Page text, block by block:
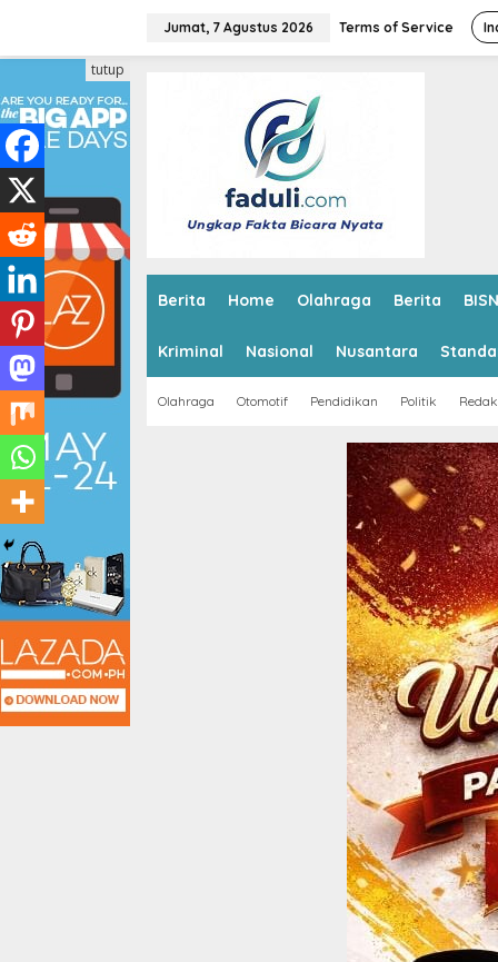
i
k
e
k
n
n
Jumat, 7 Agustus 2026 Terms of Service
Berita Home Olahraga Berita
Kriminal Nasional Nusantara
Olahraga Otomotif Pendidikan Politik
tutup